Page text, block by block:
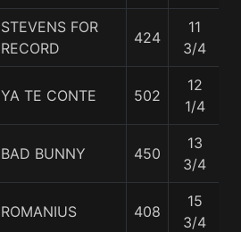
STEVENS FOR
RECORD
424
11
3/4
YA TE CONTE 502
12
1/4
BAD BUNNY 450
13
3/4
ROMANIUS 408
15
3/4